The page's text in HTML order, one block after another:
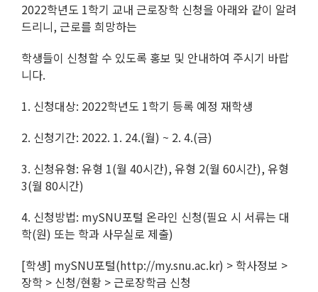
2022학년도 1학기 교내 근로장학 신청을 아래와 같이 알려
드리니, 근로를 희망하는
학생들이 신청할 수 있도록 홍보 및 안내하여 주시기 바랍
니다.
1. 신청대상: 2022학년도 1학기 등록 예정 재학생
2. 신청기간: 2022. 1. 24.(월) ~ 2. 4.(금)
3. 신청유형: 유형 1(월 40시간), 유형 2(월 60시간), 유형
3(월 80시간)
4. 신청방법: mySNU포털 온라인 신청(필요 시 서류는 대
학(원) 또는 학과 사무실로 제출)
[학생] mySNU포털(http://my.snu.ac.kr) > 학사정보 >
장학 > 신청/현황 > 근로장학금 신청